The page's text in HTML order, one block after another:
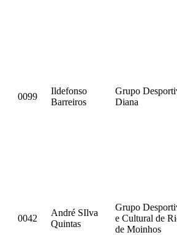
0099
Ildefonso
Barreiros
Grupo
Diana
0042
André SIlva
Quintas
Grupo
e Cultural de
de Moinhos